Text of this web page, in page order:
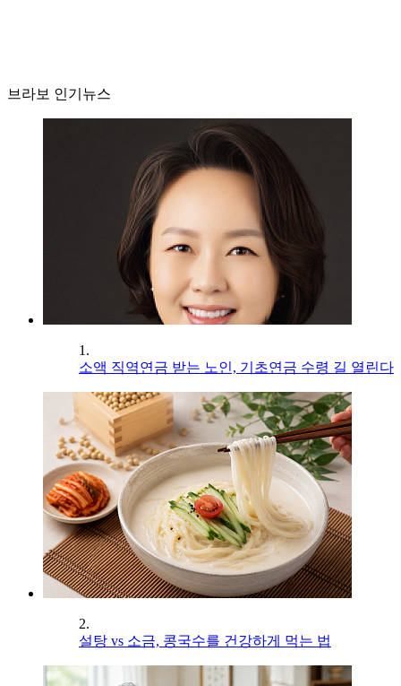
브라보 인기뉴스
1.
소액 직역연금 받는 노인, 기초연금 수령 길 열린다
2.
설탕 vs 소금, 콩국수를 건강하게 먹는 법